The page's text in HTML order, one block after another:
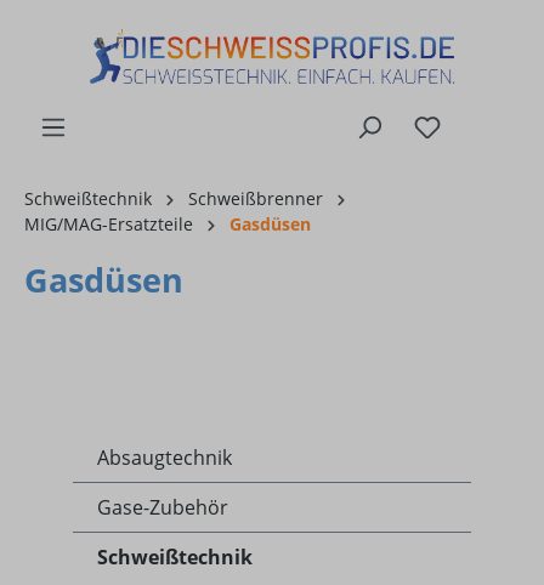
Schweißtechnik
Schweißbrenner
MIG/MAG-Ersatzteile
Gasdüsen
Gasdüsen
Absaugtechnik
Gase-Zubehör
Schweißtechnik